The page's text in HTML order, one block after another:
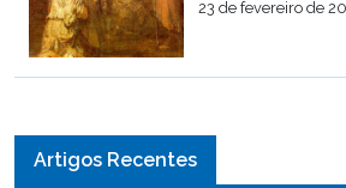
23 de fevereiro de
Artigos Recentes